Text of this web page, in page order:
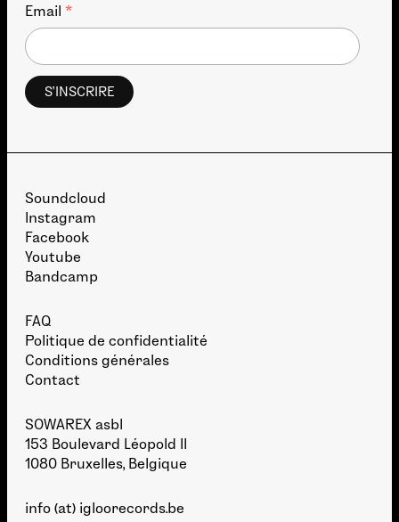
Email *
Soundcloud
Instagram
Facebook
Youtube
Bandcamp
FAQ
Politique de confidentialité
Conditions générales
Contact
SOWAREX asbl
153 Boulevard Léopold II
1080 Bruxelles, Belgique
info (at) igloorecords.be